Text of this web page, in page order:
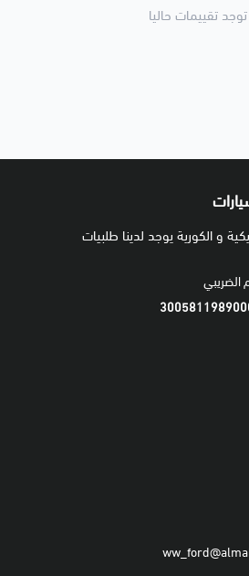
توجد تقييمات حاليا
و الكورية يوجد لدينا طلبيات
الضريبي